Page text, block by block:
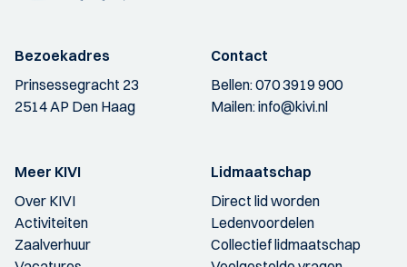
Bezoekadres
Prinsessegracht 23
2514 AP Den Haag
Contact
Bellen:070 3919 900
Mailen:info@kivi.nl
Meer KIVI
Over KIVI
Activiteiten
Zaalverhuur
Lidmaatschap
Direct lid worden
Ledenvoordelen
Collectief lidmaatschap